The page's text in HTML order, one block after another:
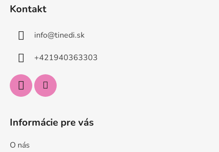
Kontakt
info@tinedi.sk
+421940363303
Informácie pre vás
O nás